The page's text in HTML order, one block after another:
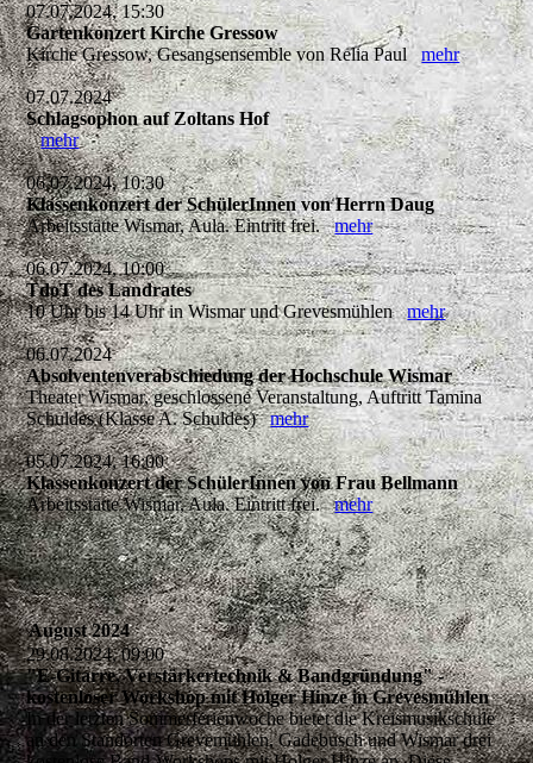
07.07.2024, 15:30
Gartenkonzert Kirche Gressow
Kirche Gressow, Gesangsensemble von Relia Paulmehr
07.07.2024
Schlagsophon auf Zoltans Hof
mehr
06.07.2024, 10:30
Klassenkonzert der SchülerInnen von Herrn Daug
Arbeitsstätte Wismar, Aula. Eintritt frei.mehr
06.07.2024, 10:00
TdoT des Landrates
10 Uhr bis 14 Uhr in Wismar und Grevesmühlenmehr
06.07.2024
Absolventenverabschiedung der Hochschule Wismar
Theater Wismar, geschlossene Veranstaltung, Auftritt Tamina
Schuldes (Klasse A. Schuldes)mehr
05.07.2024, 16:00
Klassenkonzert der SchülerInnen von Frau Bellmann
Arbeitsstätte Wismar, Aula. Eintritt frei.mehr
August 2024
29.08.2024, 09:00
"E-Gitarre, Verstärkertechnik & Bandgründung" -
kostenloser Workshop mit Holger Hinze in Grevesmühlen
In der letzten Sommerferienwoche bietet die Kreismusikschule
an den Standorten Grevemühlen, Gadebusch und Wismar drei